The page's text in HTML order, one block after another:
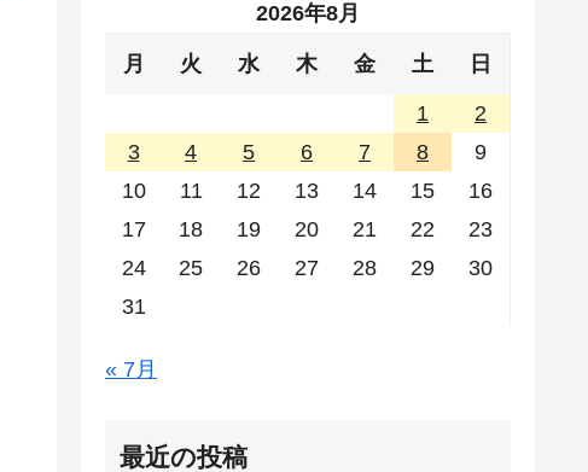
2026年8月
月 火 水 木 金 土 日
1
2
3
4 5 6 7 8
9
10
11 12 13 14 15
16
17
18 19 20 21 22
23
24
25 26 27 28 29
30
31
« 7月
最近の投稿